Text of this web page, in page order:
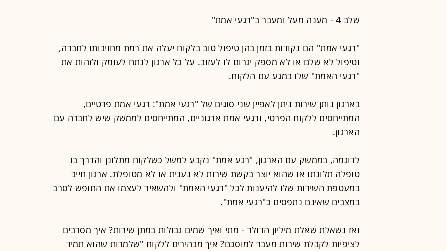
שלב 4 - מענה מעל ומעבר ב"רגעי אמת"
"רגעי אמת" הם נקודות בזמן בהן טיפול טוב בלקוח יעלה את רמת מחויבותו לחברה,
וטיפול לא שלם או לא מספק יגרום לו לעזוב. על כל ארגון לנתח לעומק ולזהות את
"רגעי האמת" שלו במגע עם הלקוח.
בארגון נותן שירות ניתן לאפיין שני סוגים של "רגעי אמת": רגעי אמת פרטיים,
המתייחסים ללקוח הפרטי, ורגעי אמת ארגוניים, המתייחסים לממשק שיש לחברה עם
הארגון.
לדוגמה, בממשק עם הארגון, "רגע אמת" נקבע למשל כשלקוח מתלונן והדרך בו
טופלה תלונתו או שהוא יוצר בקשת שירות לא נענית או לא מטופלת. ארגון חייב
במעטפת השירות שלו להיענות לכל "רגעי האמת" ולהשאיר לעצמו את החופש לסרב
במצבים שאינם נתפסים כ"רגעי אמת".
ואז נשאלת שאלת מיליון הדולר - מתי ואיך שמים גבולות במתן שירות? איך מסרבים
לציפיות לקבלת שירות מעבר למוסכם? איך מבהירים ללקוח "שלמרות שהוא תמיד